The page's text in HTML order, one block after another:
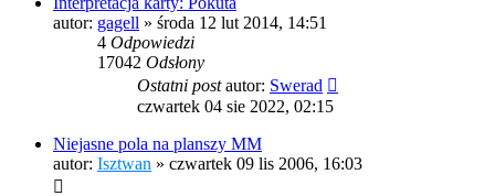
autor: gagell » środa 12 lut 2014, 14:51
4 Odpowiedzi
17042 Odsłony
Ostatni postautor: Swerad
czwartek 04 sie 2022, 02:15
Niejasne pola na planszy MM
autor: Isztwan » czwartek 09 lis 2006, 16:03